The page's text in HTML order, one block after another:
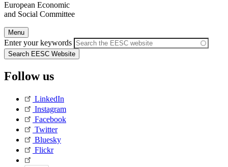
European Economic
and Social Committee
Main
navigation
(Mobile)
Menu
to
Content
Enter your keywords
Follow us
LinkedIn
Instagram
Facebook
Twitter
Bluesky
Flickr